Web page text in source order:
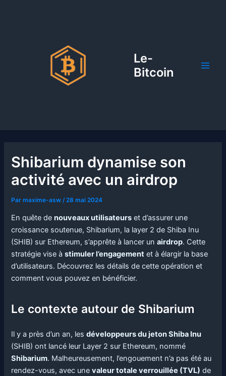
Le-
Bitcoin
Shibarium dynamise son
activité avec un airdrop
Parmaxime-asw/28 mai 2024
En quête denouveaux utilisateurs et d’assurer une
croissance soutenue, Shibarium, la layer 2 de Shiba Inu
(SHIB) sur Ethereum, s’apprête à lancer unairdrop. Cette
stratégie vise àstimuler l’engagement et à élargir la base
d’utilisateurs. Découvrez les détails de cette opération et
comment vous pouvez en bénéficier.
Le contexte autour de Shibarium
Il y a près d’un an, lesdéveloppeurs du jeton Shiba Inu
(SHIB) ont lancé leur Layer 2 sur Ethereum, nommé
Shibarium. Malheureusement, l’engouement n’a pas été au
rendez-vous, avec unevaleur totale verrouillée (TVL) de